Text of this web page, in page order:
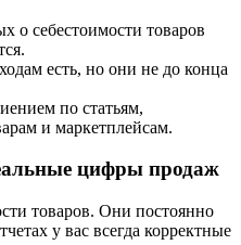
о себестоимости товаров
есть, но они не до конца
по статьям,
и маркетплейсам.
цифры продаж
товаров. Они постоянно
у вас всегда корректные